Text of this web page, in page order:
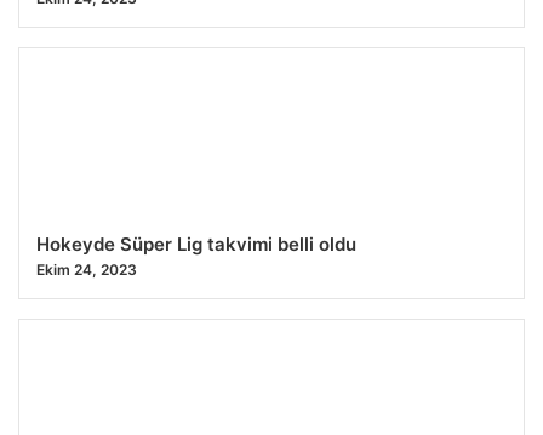
Hokeyde Süper Lig takvimi belli oldu
Ekim 24, 2023